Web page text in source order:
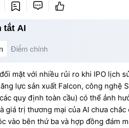
  
tắt AI
Điểm chính
mặt với nhiều rủi ro khi IPO lịch
lực sản xuất Falcon, công nghệ
quy định toàn cầu) có thể ảnh
giá trị thương mại của AI chưa
vào bên thứ ba và hợp đồng đám